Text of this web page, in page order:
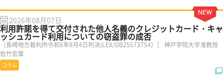
2026年08月07日
利用許諾を得て交付された他人名義のクレジットカード・キャ
ッシュカード利用についての窃盗罪の成否
［長崎地方裁判所令和6年9月4日判決(LEX/DB25573754）］ 神戸学院大学准教授
佐竹宏章
コラム